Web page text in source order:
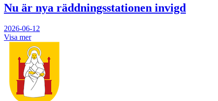
Nu är nya räddningsstationen invigd
2026-06-12
Visa mer